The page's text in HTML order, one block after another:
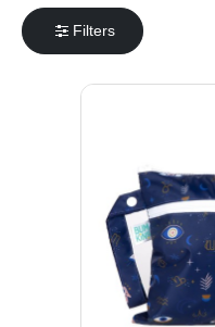
Filters